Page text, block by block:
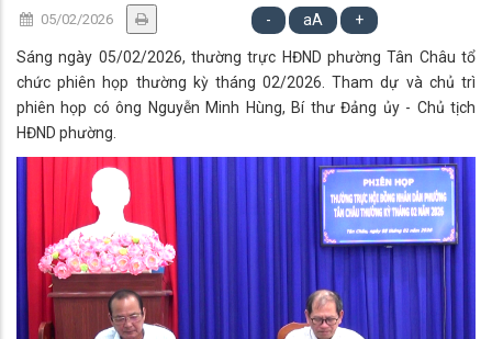
05/02/2026 - aA +
Sáng ngày 05/02/2026, thường trực HĐND phường Tân Châu tổ
chức phiên họp thường kỳ tháng 02/2026. Tham dự và chủ trì
phiên họp có ông Nguyễn Minh Hùng, Bí thư Đảng ủy - Chủ tịch
HĐND phường.